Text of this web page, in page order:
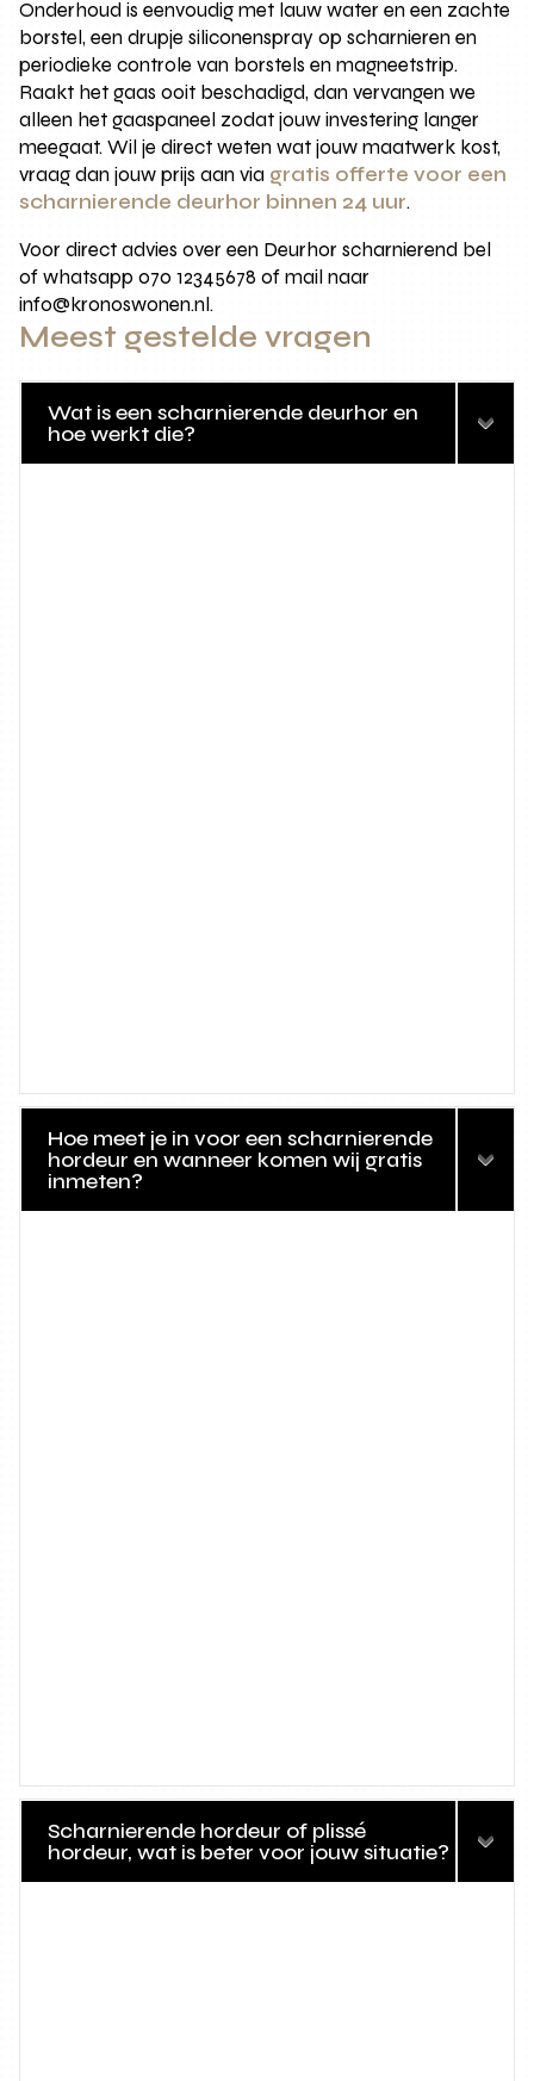
Onderhoud is eenvoudig met lauw water en een zachte
borstel, een drupje siliconenspray op scharnieren en
periodieke controle van borstels en magneetstrip.
Raakt het gaas ooit beschadigd, dan vervangen we
alleen het gaaspaneel zodat jouw investering langer
meegaat. Wil je direct weten wat jouw maatwerk kost,
vraag dan jouw prijs aan via gratis offerte voor een
scharnierende deurhor binnen 24 uur.
Voor direct advies over een Deurhor scharnierend bel
of whatsapp 070 12345678 of mail naar
info@kronoswonen.nl.
Meest gestelde vragen
Wat is een scharnierende deurhor en
hoe werkt die?
Hoe meet je in voor een scharnierende
hordeur en wanneer komen wij gratis
inmeten?
Scharnierende hordeur of plissé
hordeur, wat is beter voor jouw situatie?